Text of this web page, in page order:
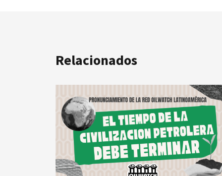
Relacionados